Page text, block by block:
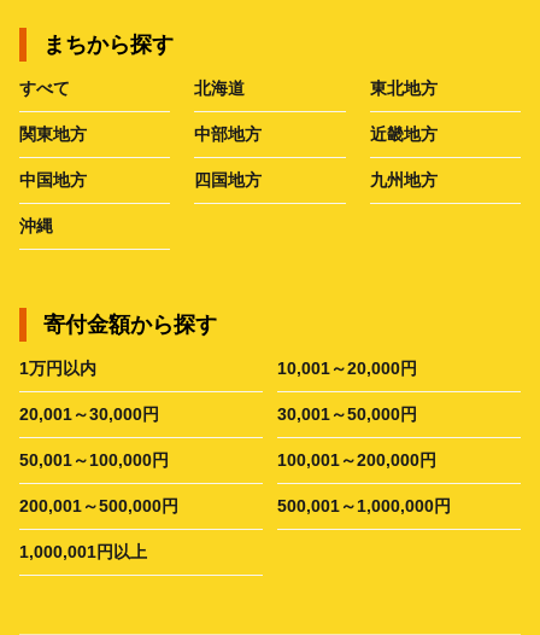
まちから探す
すべて 北海道 東北地方
関東地方 中部地方 近畿地方
中国地方 四国地方 九州地方
沖縄
寄付金額から探す
1万円以内 10,001～20,000円
20,001～30,000円 30,001～50,000円
50,001～100,000円 100,001～200,000円
200,001～500,000円 500,001～1,000,000円
1,000,001円以上